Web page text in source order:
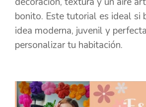
bonito. Este tutorial es ideal si
idea moderna, juvenil y
personalizar tu habitación.